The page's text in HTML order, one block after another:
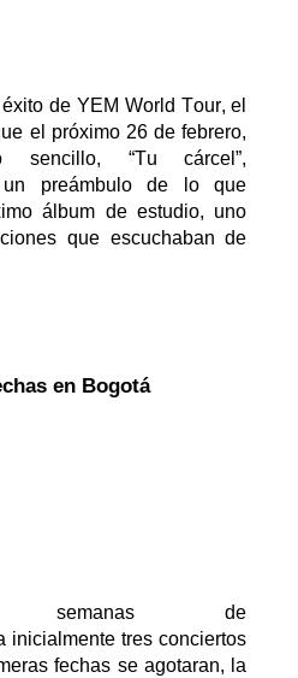
de YEM World Tour, el
el próximo 26 de febrero,
sencillo, “Tu cárcel”,
preámbulo de lo que
álbum de estudio, uno
que escuchaban de
en Bogotá
de
inicialmente tres conciertos
fechas se agotaran, la